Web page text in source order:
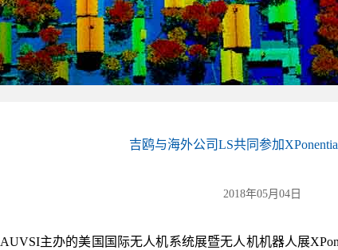
吉鸥与海外公司LS共同参加
2018年05月04日
AUVSI主办的美国国际无人机系统展暨无人机机器人展